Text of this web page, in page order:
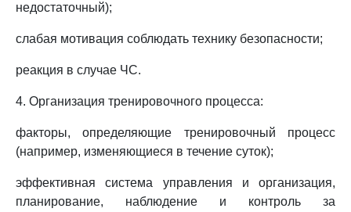
недостаточный);
слабая мотивация соблюдать технику безопасности;
реакция в случае ЧС.
4. Организация тренировочного процесса:
факторы, определяющие тренировочный процесс
(например, изменяющиеся в течение суток);
эффективная система управления и организация,
планирование, наблюдение и контроль за